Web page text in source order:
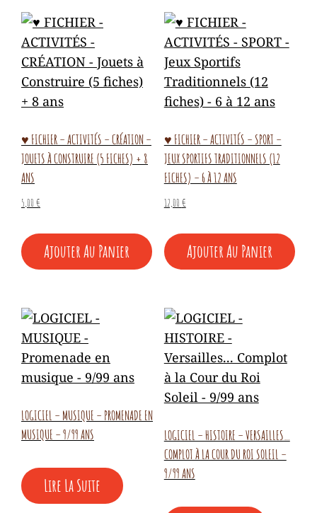
♥ FICHIER – ACTIVITÉS – CRÉATION –
JOUETS À CONSTRUIRE (5 FICHES) + 8
ANS
5,00 €
Ajouter Au Panier
♥ FICHIER – ACTIVITÉS – SPORT –
JEUX SPORTIFS TRADITIONNELS (12
FICHES) – 6 À 12 ANS
12,00 €
Ajouter Au Panier
LOGICIEL – MUSIQUE – PROMENADE EN
MUSIQUE – 9/99 ANS
Lire La Suite
LOGICIEL – HISTOIRE – VERSAILLES…
COMPLOT À LA COUR DU ROI SOLEIL –
9/99 ANS